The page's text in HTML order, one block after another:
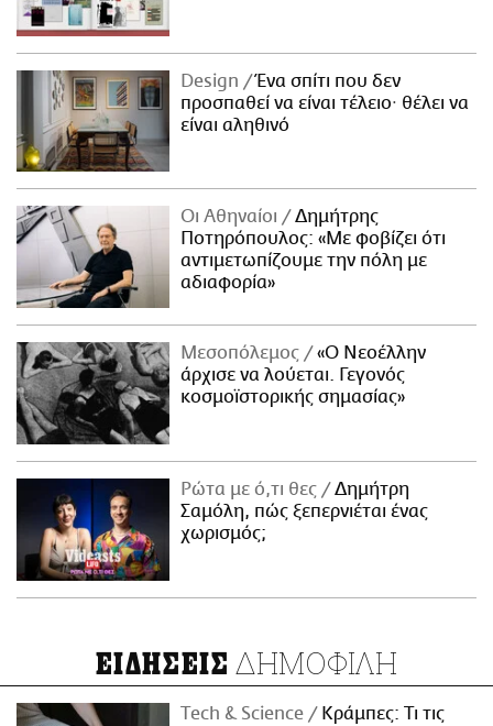
Design
Ένα σπίτι που δεν
προσπαθεί να είναι τέλειο· θέλει να
είναι αληθινό
Οι Αθηναίοι
Δημήτρης
Ποτηρόπουλος: «Με φοβίζει ότι
αντιμετωπίζουμε την πόλη με
αδιαφορία»
Μεσοπόλεμος
«Ο Νεοέλλην
άρχισε να λούεται. Γεγονός
κοσμοϊστορικής σημασίας»
Ρώτα με ό,τι θες
Δημήτρη
Σαμόλη, πώς ξεπερνιέται ένας
χωρισμός;
ΕΙΔΗΣΕΙΣ ΔΗΜΟΦΙΛΗ
Τech & Science Κράμπες: Τι τις